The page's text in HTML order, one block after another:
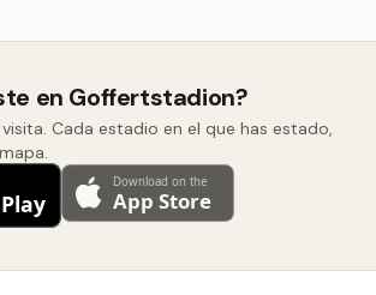
en Goffertstadion?
Cada estadio en el que has estado,